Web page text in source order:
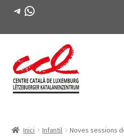
Telegram
WhatsApp
navegació
al
contingut
ACTIVITATS
Inici Infantil Noves sessions